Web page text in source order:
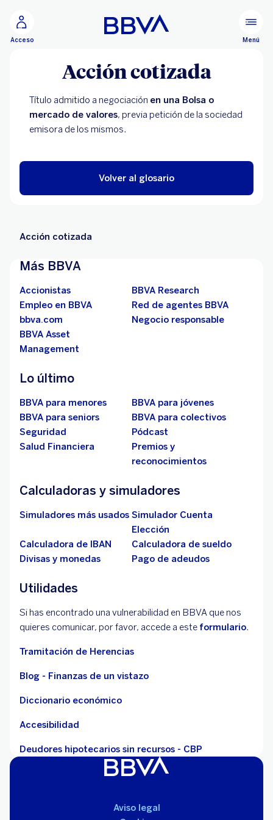
Acceso Menú
Acción cotizada
Título admitido a negociación en una Bolsa o
mercado de valores, previa petición de la sociedad
emisora de los mismos.
Volver al glosario
Acción cotizada
Más BBVA
Accionistas
BBVA Research
Empleo en BBVA
Red de agentes BBVA
bbva.com
Negocio responsable
BBVA Asset
Management
Lo último
BBVA para menores
BBVA para jóvenes
BBVA para seniors
BBVA para colectivos
Seguridad
Pódcast
Salud Financiera
Premios y
reconocimientos
Calculadoras y simuladores
Simuladores más usados Simulador Cuenta
Elección
Calculadora de IBAN
Calculadora de sueldo
Divisas y monedas
Pago de adeudos
Utilidades
Si has encontrado una vulnerabilidad en BBVA que nos
quieres comunicar, por favor, accede a este formulario.
Tramitación de Herencias
Blog - Finanzas de un vistazo
Diccionario económico
Accesibilidad
Deudores hipotecarios sin recursos - CBP
Aviso legal